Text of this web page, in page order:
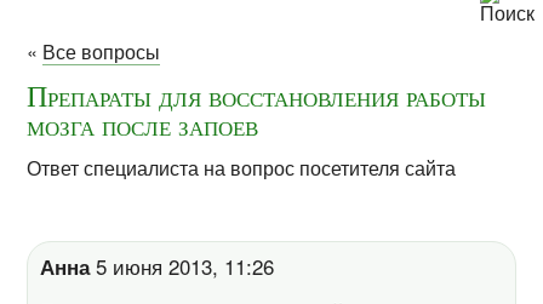
« Все вопросы
Препараты для восстановления работы
мозга после запоев
Ответ специалиста на вопрос посетителя сайта
Анна5 июня 2013, 11:26